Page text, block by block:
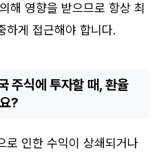
해 영향을 받으므로 항상 최
하게 접근해야 합니다.
주식에 투자할 때, 환율
?
로 인한 수익이 상쇄되거나